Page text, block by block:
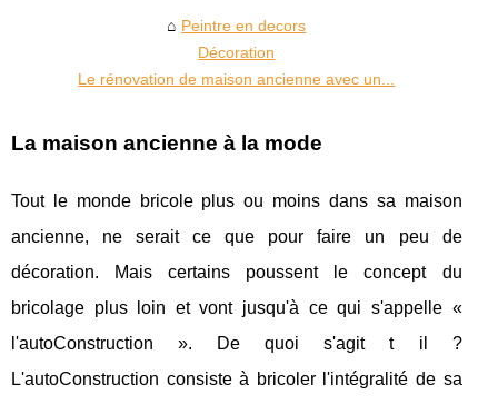
Peintre en decors
Décoration
Le rénovation de maison ancienne avec un...
La maison ancienne à la mode
Tout le monde bricole plus ou moins dans sa maison
ancienne, ne serait ce que pour faire un peu de
décoration. Mais certains poussent le concept du
bricolage plus loin et vont jusqu'à ce qui s'appelle «
l'autoConstruction ». De quoi s'agit t il ?
L'autoConstruction consiste à bricoler l'intégralité de sa